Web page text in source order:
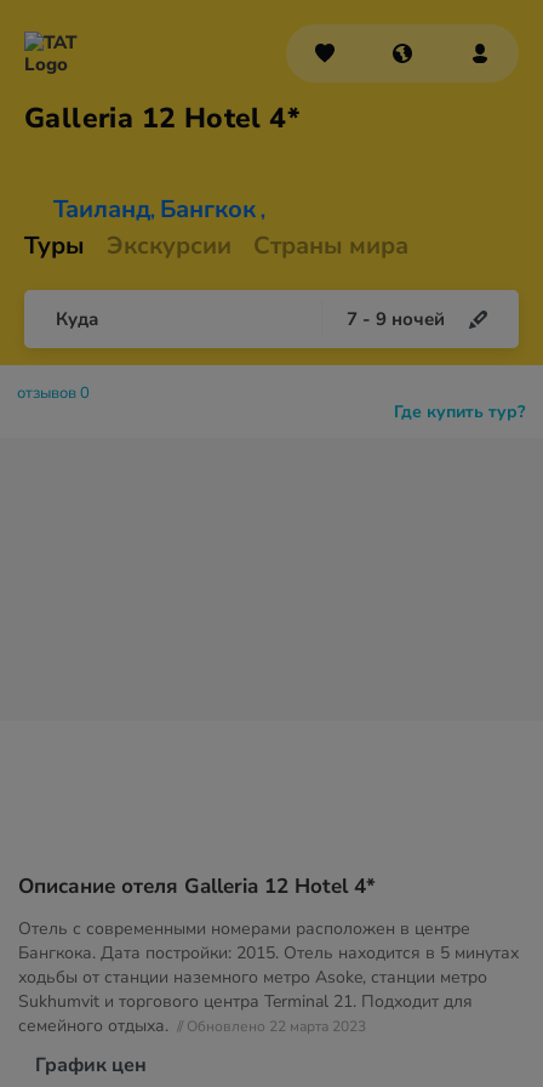
Galleria 12 Hotel 4*
Таиланд, Бангкок ,
Туры Экскурсии Страны мира
Куда 7 - 9 ночей
Где купить тур?
отзывов 0
Описание отеля Galleria 12 Hotel 4*
Отель с современными номерами расположен в центре
Бангкока. Дата постройки: 2015. Отель находится в 5 минутах
ходьбы от станции наземного метро Asoke, станции метро
Sukhumvit и торгового центра Terminal 21. Подходит для
семейного отдыха. // Обновлено 22 марта 2023
График цен